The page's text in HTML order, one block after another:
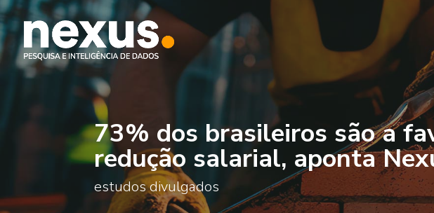
73% dos brasileiros são a
redução salarial, aponta
estudos divulgados